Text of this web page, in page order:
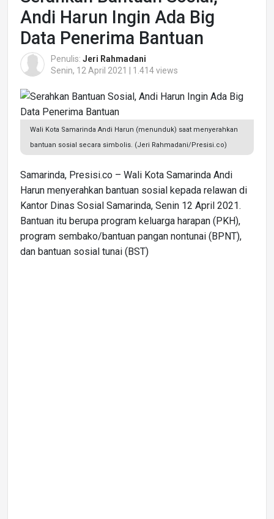
Andi Harun Ingin Ada Big
Data Penerima Bantuan
Penulis: Jeri Rahmadani
Senin, 12 April 2021 | 1.414 views
Wali Kota Samarinda Andi Harun (menunduk) saat menyerahkan
bantuan sosial secara simbolis. (Jeri Rahmadani/Presisi.co)
Samarinda, Presisi.co – Wali Kota Samarinda Andi
Harun menyerahkan bantuan sosial kepada relawan di
Kantor Dinas Sosial Samarinda, Senin 12 April 2021.
Bantuan itu berupa program keluarga harapan (PKH),
program sembako/bantuan pangan nontunai (BPNT),
dan bantuan sosial tunai (BST)